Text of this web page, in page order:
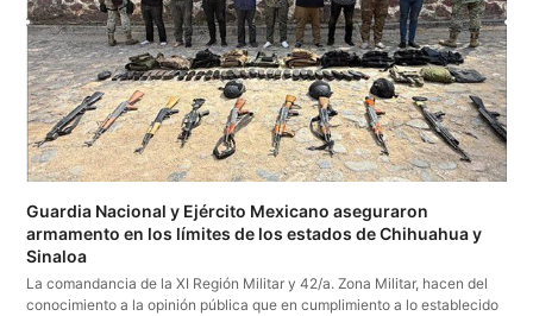
Guardia Nacional y Ejército Mexicano aseguraron
armamento en los límites de los estados de Chihuahua y
Sinaloa
La comandancia de la XI Región Militar y 42/a. Zona Militar, hacen del
conocimiento a la opinión pública que en cumplimiento a lo establecido